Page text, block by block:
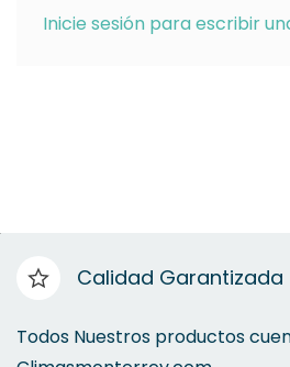
Inicie sesión para escribir
Calidad Garantizada
Todos Nuestros productos